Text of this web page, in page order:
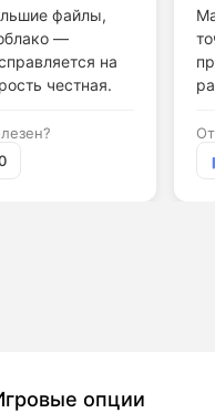
файлы,
—
на
честная.
опции